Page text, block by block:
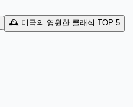
🕰️ 미국의 영원한 클래식 TOP 5